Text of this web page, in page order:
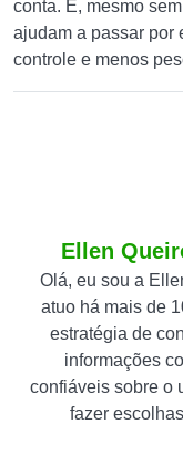
conta. E, mesmo
ajudam a passar por
controle e menos
Ellen
Olá, eu sou a
atuo há mais de
estratégia de
informações
confiáveis sobre o
fazer